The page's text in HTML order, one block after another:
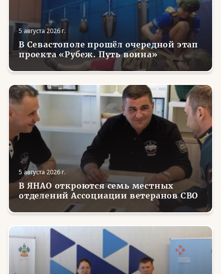
5 августа 2026 г.
В Севастополе прошёл очередной этап
проекта «Рубеж. Путь воина»
5 августа 2026 г.
В ЯНАО откроются семь местных
отделений Ассоциации ветеранов СВО